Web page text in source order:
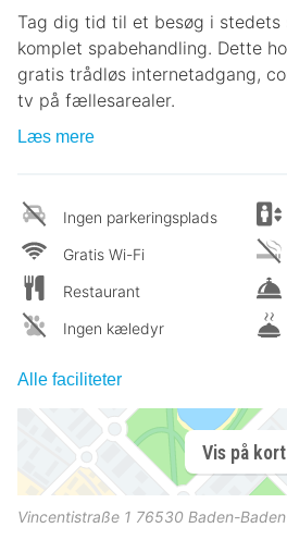
Tag dig tid til et besøg i
komplet spabehandling. Dette
gratis trådløs internetadgang,
tv på fællesarealer.
Læs mere
Ingen parkeringsplads
Gratis Wi-Fi
Restaurant
Ingen kæledyr
Alle faciliteter
Vis på kort
Vincentistraße 1 76530 Baden-Baden